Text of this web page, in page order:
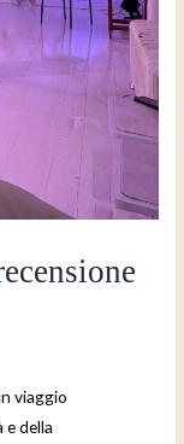
viaggio
e della